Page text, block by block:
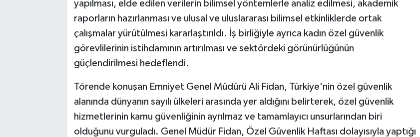
yapılması, elde edilen verilerin bilimsel yöntemlerle analiz edilmesi, akademik
raporların hazırlanması ve ulusal ve uluslararası bilimsel etkinliklerde ortak
çalışmalar yürütülmesi kararlaştırıldı. İş birliğiyle ayrıca kadın özel güvenlik
görevlilerinin istihdamının artırılması ve sektördeki görünürlüğünün
güçlendirilmesi hedeflendi.
Törende konuşan Emniyet Genel Müdürü Ali Fidan, Türkiye'nin özel güvenlik
alanında dünyanın sayılı ülkeleri arasında yer aldığını belirterek, özel güvenlik
hizmetlerinin kamu güvenliğinin ayrılmaz ve tamamlayıcı unsurlarından biri
olduğunu vurguladı. Genel Müdür Fidan, Özel Güvenlik Haftası dolayısıyla yaptığı